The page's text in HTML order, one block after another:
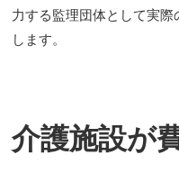
力する監理団体として実
します。
介護施設が